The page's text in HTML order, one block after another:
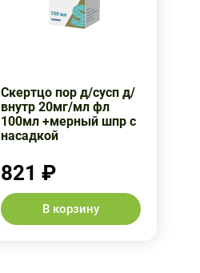
Скертцо пор д/сусп д/
внутр 20мг/мл фл
100мл +мерный шпр с
насадкой
821 ₽
В корзину